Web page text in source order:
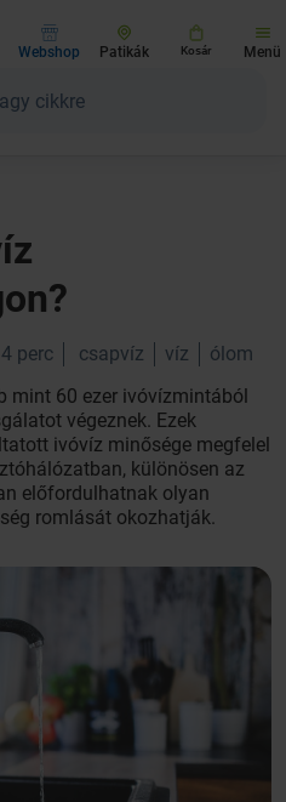
Webshop Patikák Kosár Menü
4 perc csapvíz víz
ólom
mint 60 ezer ivóvízmintából
végeznek. Ezek
ivóvíz minősége megfelel
különösen az
előfordulhatnak olyan
romlását okozhatják.